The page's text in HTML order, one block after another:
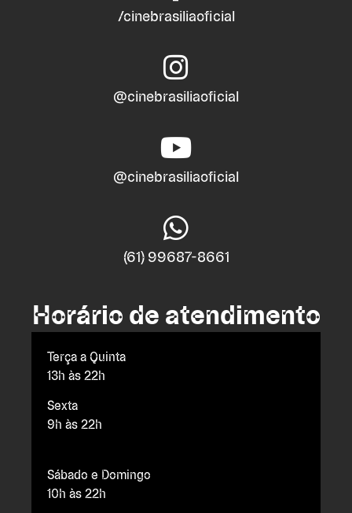
/cinebrasiliaoficial
@cinebrasiliaoficial
@cinebrasiliaoficial
(61) 99687-8661
Horário de atendimento
Terça a Quinta
13h às 22h
Sexta
9h às 22h
Sábado e Domingo
10h às 22h